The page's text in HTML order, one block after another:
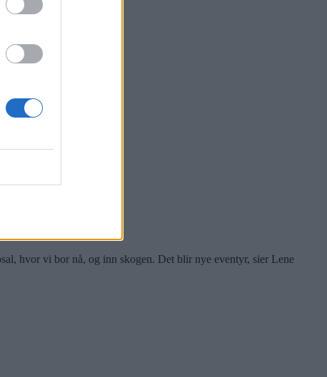
Aker-vri.
hvor vi bor nå, og inn skogen. Det blir nye eventyr, sier Lene